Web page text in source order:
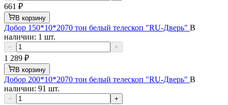
661 ₽
В корзину
Добор 150*10*2070 тон белый телескоп "RU-Дверь" В
наличии: 1 шт.
− +
1 289 ₽
В корзину
Добор 200*10*2070 тон белый телескоп "RU-Дверь" В
наличии: 91 шт.
− +